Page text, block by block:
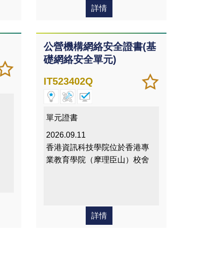
詳情
入/
存
課程
公營機構網絡安全證書(基
礎網絡安全單元)
加
入/
課程
儲存
課程
IT523402Q
單元證書
2026.09.11
香港資訊科技學院位於香港專
業教育學院（摩理臣山）校舍
詳情